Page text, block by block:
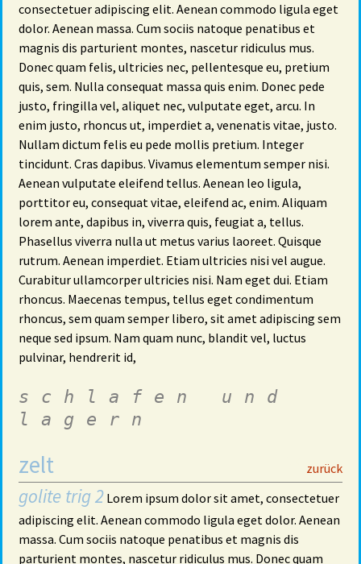
consectetuer adipiscing elit. Aenean commodo ligula eget
dolor. Aenean massa. Cum sociis natoque penatibus et
magnis dis parturient montes, nascetur ridiculus mus.
Donec quam felis, ultricies nec, pellentesque eu, pretium
quis, sem. Nulla consequat massa quis enim. Donec pede
justo, fringilla vel, aliquet nec, vulputate eget, arcu. In
enim justo, rhoncus ut, imperdiet a, venenatis vitae, justo.
Nullam dictum felis eu pede mollis pretium. Integer
tincidunt. Cras dapibus. Vivamus elementum semper nisi.
Aenean vulputate eleifend tellus. Aenean leo ligula,
porttitor eu, consequat vitae, eleifend ac, enim. Aliquam
lorem ante, dapibus in, viverra quis, feugiat a, tellus.
Phasellus viverra nulla ut metus varius laoreet. Quisque
rutrum. Aenean imperdiet. Etiam ultricies nisi vel augue.
Curabitur ullamcorper ultricies nisi. Nam eget dui. Etiam
rhoncus. Maecenas tempus, tellus eget condimentum
rhoncus, sem quam semper libero, sit amet adipiscing sem
neque sed ipsum. Nam quam nunc, blandit vel, luctus
pulvinar, hendrerit id,
schlafen und
lagern
zurück
zelt
golite trig 2 Lorem ipsum dolor sit amet, consectetuer
adipiscing elit. Aenean commodo ligula eget dolor. Aenean
massa. Cum sociis natoque penatibus et magnis dis
parturient montes, nascetur ridiculus mus. Donec quam